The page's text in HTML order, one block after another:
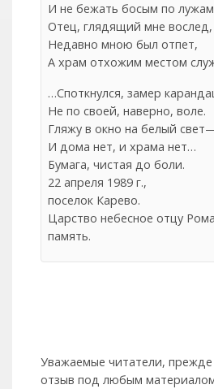
И не бежать босым по
Отец, глядящий мне вослед,
Недавно мною был отпет,
А храм отхожим местом
…Споткнулся, замер
Не по своей, наверно, воле.
Гляжу в окно на белый
И дома нет, и храма нет…
Бумага, чистая до боли.
22 апреля 1989 г.,
поселок Карево.
Царство небесное отцу
память.
Уважаемые читатели, прежде
отзыв под любым